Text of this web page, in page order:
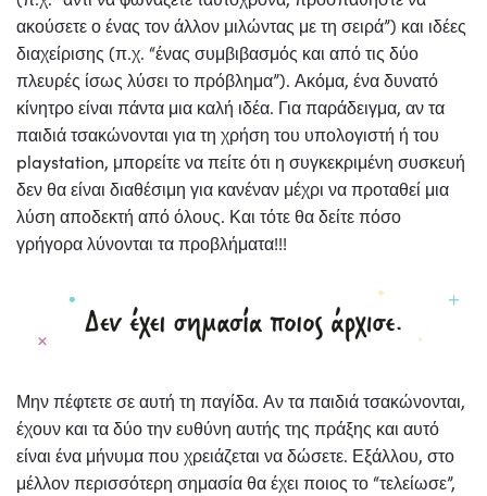
ακούσετε ο ένας τον άλλον μιλώντας με τη σειρά”) και ιδέες
διαχείρισης (π.χ. “ένας συμβιβασμός και από τις δύο
πλευρές ίσως λύσει το πρόβλημα”). Ακόμα, ένα δυνατό
κίνητρο είναι πάντα μια καλή ιδέα. Για παράδειγμα, αν τα
παιδιά τσακώνονται για τη χρήση του υπολογιστή ή του
playstation, μπορείτε να πείτε ότι η συγκεκριμένη συσκευή
δεν θα είναι διαθέσιμη για κανέναν μέχρι να προταθεί μια
λύση αποδεκτή από όλους. Και τότε θα δείτε πόσο
γρήγορα λύνονται τα προβλήματα!!!
Μην πέφτετε σε αυτή τη παγίδα. Αν τα παιδιά τσακώνονται,
έχουν και τα δύο την ευθύνη αυτής της πράξης και αυτό
είναι ένα μήνυμα που χρειάζεται να δώσετε. Εξάλλου, στο
μέλλον περισσότερη σημασία θα έχει ποιος το “τελείωσε”,